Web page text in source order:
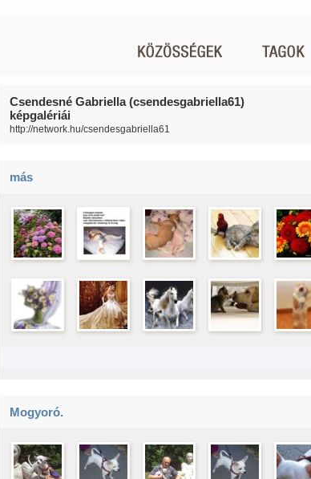
Csendesné Gabriella (csendesgabriella61)
képgalériái
http://network.hu/csendesgabriella61
más
Mogyoró.